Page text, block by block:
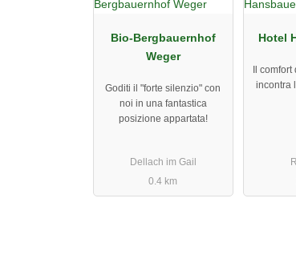
Bio-Bergbauernhof
Weger
Goditi il ​​"forte silenzio" con
noi in una fantastica
posizione appartata!
Dellach im Gail
0.4 km
Hotel
Il
incontra